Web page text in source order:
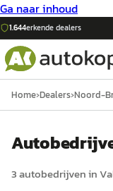
Ga naar inhoud
1.644erkende dealers
Home›Dealers›Noord-
Auto
3autobedrijven in